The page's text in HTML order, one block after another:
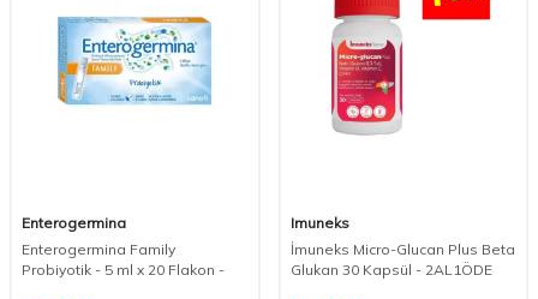
Enterogermina
Enterogermina Family
Probiyotik - 5 ml x 20 Flakon -
Imuneks
İmuneks Micro-Glucan Plus Beta
Glukan 30 Kapsül - 2AL1ÖDE